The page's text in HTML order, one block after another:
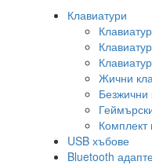
Клавиатури
Жични
Безжични
Комплект
USB хъбове
Bluetooth